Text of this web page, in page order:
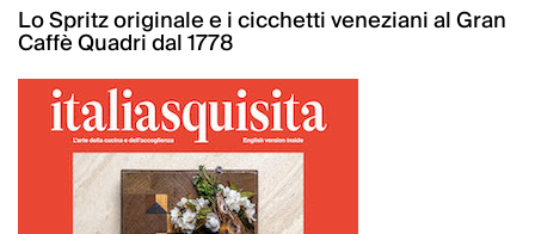
Lo Spritz originale e i cicchetti veneziani al Gran
Caffè Quadri dal 1778